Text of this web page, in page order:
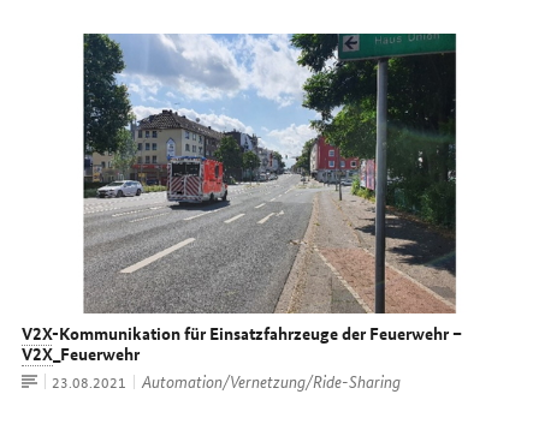
V2X-Kommunikation für Einsatzfahrzeuge der Feuerwehr –
V2X_Feuerwehr
ArtikelDatum:
23.08.2021 Automation/Vernetzung/Ride-Sharing